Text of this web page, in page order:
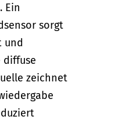
Ein
sorgt
und
diffuse
zeichnet